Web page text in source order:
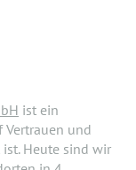
ist ein
und
Heute sind wir